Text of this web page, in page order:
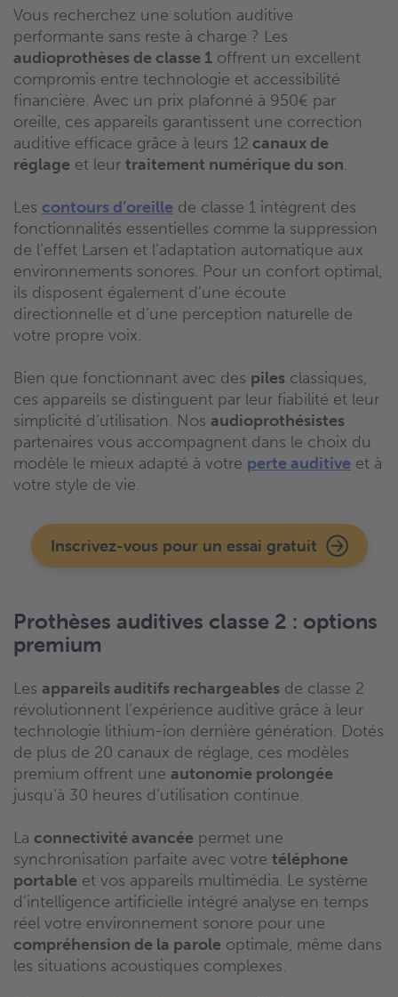
Vous recherchez une solution auditive
performante sans reste à charge ? Les
audioprothèses de classe 1 offrent un excellent
compromis entre technologie et accessibilité
financière. Avec un prix plafonné à 950€ par
oreille, ces appareils garantissent une correction
auditive efficace grâce à leurs 12 canaux de
réglage et leur traitement numérique du son.
Les contours d’oreille de classe 1 intègrent des
fonctionnalités essentielles comme la suppression
de l’effet Larsen et l’adaptation automatique aux
environnements sonores. Pour un confort optimal,
ils disposent également d’une écoute
directionnelle et d’une perception naturelle de
votre propre voix.
Bien que fonctionnant avec des piles classiques,
ces appareils se distinguent par leur fiabilité et leur
simplicité d’utilisation. Nos audioprothésistes
partenaires vous accompagnent dans le choix du
modèle le mieux adapté à votre perte auditive et à
votre style de vie.
Inscrivez-vous pour un essai gratuit
Prothèses auditives classe 2 : options
premium
Les appareils auditifs rechargeables de classe 2
révolutionnent l’expérience auditive grâce à leur
technologie lithium-ion dernière génération. Dotés
de plus de 20 canaux de réglage, ces modèles
premium offrent une autonomie prolongée
jusqu’à 30 heures d’utilisation continue.
La connectivité avancée permet une
synchronisation parfaite avec votre téléphone
portable et vos appareils multimédia. Le système
d’intelligence artificielle intégré analyse en temps
réel votre environnement sonore pour une
compréhension de la parole optimale, même dans
les situations acoustiques complexes.